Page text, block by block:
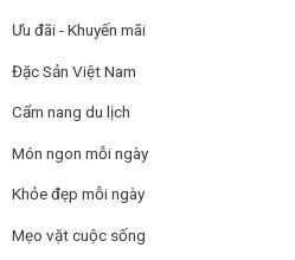
Ưu đãi - Khuyến mãi
Đặc Sản Việt Nam
Cẩm nang du lịch
Món ngon mỗi ngày
Khỏe đẹp mỗi ngày
Mẹo vặt cuộc sống